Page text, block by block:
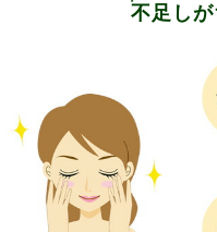
不足しが